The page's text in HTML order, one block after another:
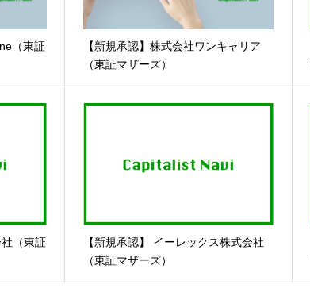
（東証
【新規承認】株式会社ワンキャリア
（東証マザーズ）
（東証
【新規承認】 イーレックス株式会社
（東証マザーズ）